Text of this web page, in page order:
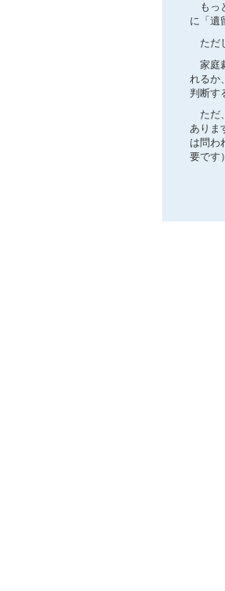
もっ
に「遺
ただ
家庭
れるか
判断す
ただ
ありま
は問わ
要です